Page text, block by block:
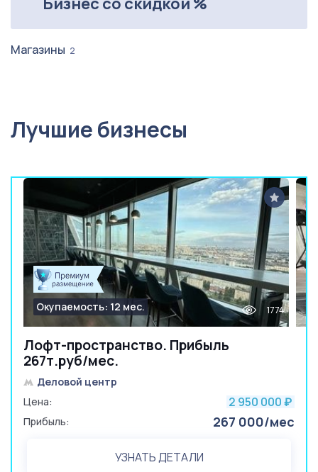
Магазины 2
Лучшие бизнесы
Лофт-пространство. Прибыль
267т.руб/мес.
Окупаемость: 12 мес. 1774
Деловой центр
Цена:
2 950 000 ₽
Прибыль: 267 000/мес
УЗНАТЬ ДЕТАЛИ